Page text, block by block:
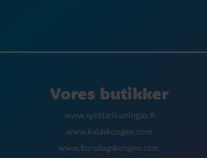
Vores butikker
www.synttarikuningas.fi
www.kalaskungen.com
www.bursdagskongen.com